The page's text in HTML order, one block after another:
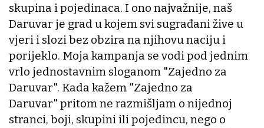
skupina i pojedinaca. I ono najvažnije, naš
Daruvar je grad u kojem svi sugrađani žive u
vjeri i slozi bez obzira na njihovu naciju i
porijeklo. Moja kampanja se vodi pod jednim
vrlo jednostavnim sloganom "Zajedno za
Daruvar". Kada kažem "Zajedno za
Daruvar" pritom ne razmišljam o nijednoj
stranci, boji, skupini ili pojedincu, nego o